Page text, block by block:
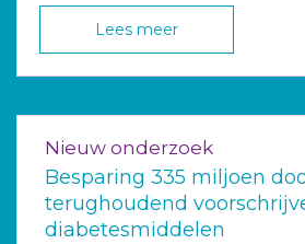
Lees meer
Nieuw onderzoek
Besparing 335 miljoen
terughoudend
diabetesmiddelen